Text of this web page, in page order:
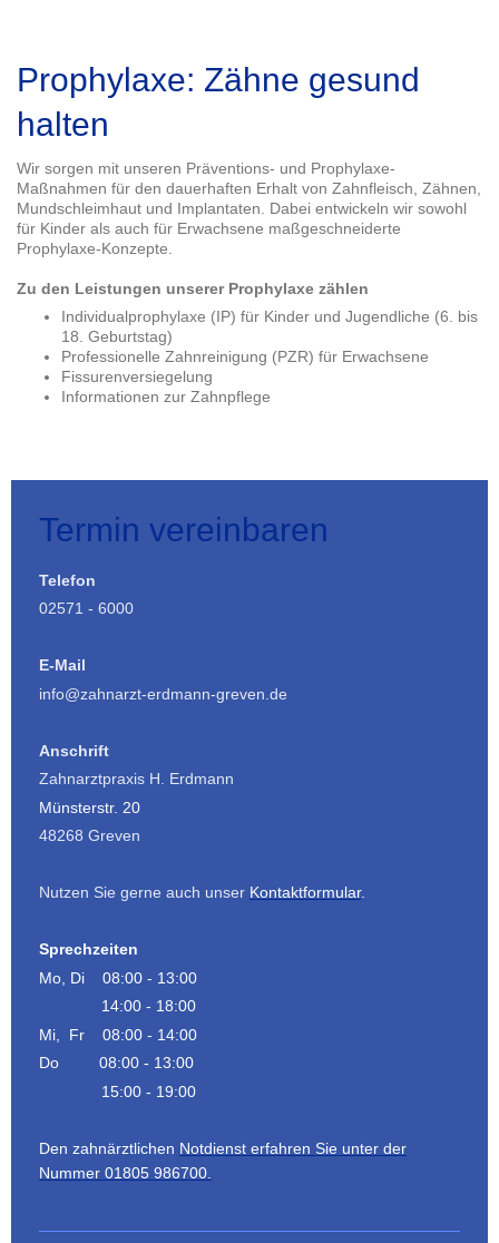
Prophylaxe: Zähne gesund
halten
Wir sorgen mit unseren Präventions- und Prophylaxe-
Maßnahmen für den dauerhaften Erhalt von Zahnfleisch, Zähnen,
Mundschleimhaut und Implantaten. Dabei entwickeln wir sowohl
für Kinder als auch für Erwachsene maßgeschneiderte
Prophylaxe-Konzepte.
Zu den Leistungen unserer Prophylaxe zählen
Individualprophylaxe (IP) für Kinder und Jugendliche (6. bis
18. Geburtstag)
Professionelle Zahnreinigung (PZR) für Erwachsene
Fissurenversiegelung
Informationen zur Zahnpflege
Termin vereinbaren
Telefon
02571 - 6000
E-Mail
info@zahnarzt-erdmann-greven.de
Anschrift
Zahnarztpraxis H. Erdmann
Münsterstr. 20
48268 Greven
Nutzen Sie gerne auch unser Kontaktformular.
Sprechzeiten
Mo, Di 08:00 - 13:00
14:00 - 18:00
Mi, Fr 08:00 - 14:00
Do 08:00 - 13:00
15:00 - 19:00
Den zahnärztlichen Notdienst erfahren Sie unter der
Nummer 01805 986700.